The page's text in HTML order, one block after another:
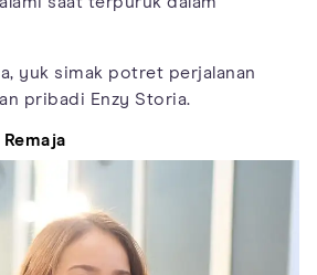
yuk simak potret perjalanan
pribadi Enzy Storia.